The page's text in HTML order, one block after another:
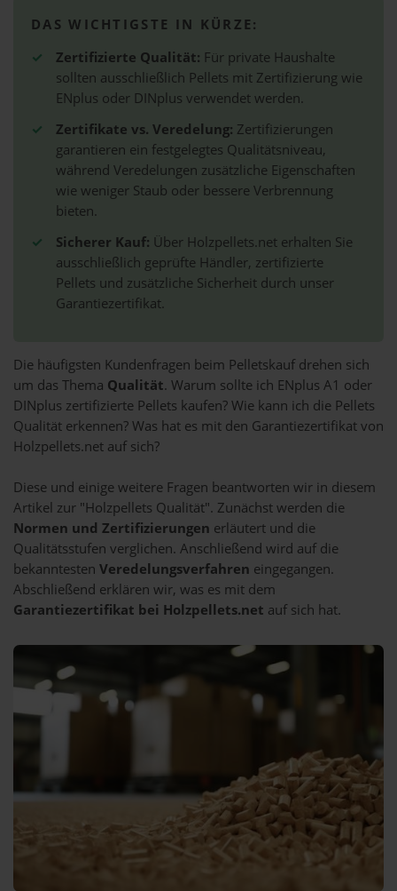
DAS WICHTIGSTE IN KÜRZE:
✓
Zertifizierte Qualität: Für private Haushalte
sollten ausschließlich Pellets mit Zertifizierung wie
ENplus oder DINplus verwendet werden.
✓
Zertifikate vs. Veredelung: Zertifizierungen
garantieren ein festgelegtes Qualitätsniveau,
während Veredelungen zusätzliche Eigenschaften
wie weniger Staub oder bessere Verbrennung
bieten.
✓
Sicherer Kauf: Über Holzpellets.net erhalten Sie
ausschließlich geprüfte Händler, zertifizierte
Pellets und zusätzliche Sicherheit durch unser
Garantiezertifikat.
Die häufigsten Kundenfragen beim Pelletskauf drehen sich
um das Thema Qualität. Warum sollte ich ENplus A1 oder
DINplus zertifizierte Pellets kaufen? Wie kann ich die Pellets
Qualität erkennen? Was hat es mit den Garantiezertifikat von
Holzpellets.net auf sich?
Diese und einige weitere Fragen beantworten wir in diesem
Artikel zur "Holzpellets Qualität". Zunächst werden die
Normen und Zertifizierungen erläutert und die
Qualitätsstufen verglichen. Anschließend wird auf die
bekanntesten Veredelungsverfahren eingegangen.
Abschließend erklären wir, was es mit dem
Garantiezertifikat bei Holzpellets.net auf sich hat.